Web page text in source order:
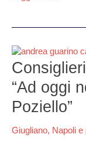
“Ad oggi
Poziello”
Giugliano, Napoli e
Consiglieri
indipendenti,
Guarino:
“Ad
oggi
non
ricandiderò